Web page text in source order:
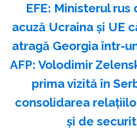
EFE: Ministerul rus
acuză Ucraina şi UE
atragă Georgia într-
AFP: Volodimir
prima vizită în
consolidarea
şi de